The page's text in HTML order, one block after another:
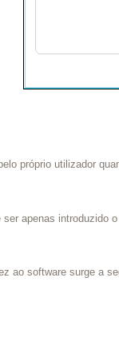
próprio utilizador
apenas introduzido
ao software surge a